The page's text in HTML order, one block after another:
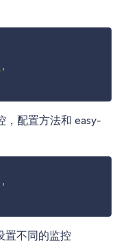
，配置方法和 easy-
置不同的监控